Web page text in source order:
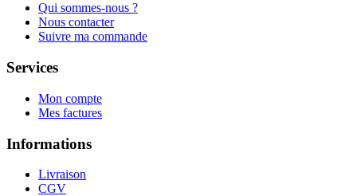
Qui sommes-nous ?
Nous contacter
Suivre ma commande
Services
Mon compte
Mes factures
Informations
Livraison
CGV